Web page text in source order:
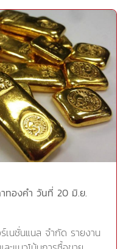
กลางเดือนก.ค. 2560จาก
ประธานธนาคารเฟด
เบี้ยอย่างค่อยเป็นค่อยไป
ยกลับเข้าสู่ตลาดทองคำ
ไหวของราคาทองคำใน
กลงทุนในประเทศ เพราะ
ค่าในช่วงนี้ ทำให้นักลงทุน
างยากกลยุทธ์การลงทุน
คำยังมีแนวโน้มปรับตัวลด
อบแนวต้าน 1,283
ต้องระมัดระวังแรงขาย
ทองคำเมื่อมีการปรับตัว
แรงเช่นกัน โดยนักลงทุน
รบางส่วนออกมาบ้าง
อไม่ ถ้าสามารถผ่านไปได้
นำให้ถือต่อไป เพื่อไปขาย
อบแทนพันธบัตรสหรัฐ
ลื่อนไหวใกล้ระดับสู่จุด
ดดันราคาทองคำให้อ่อน
งพันธบัตรสหรัฐที่เห็นได้
ที่ถืออยู่ในมือลงเกือบครึ่ง
อน เม.ย.จาก 96,100 ล้าน
ลลาร์ ขณะที่จีนได้ลด
ล้านดอลลาร์ในเดือน
ร์ และญี่ปุ่นลดการถือครอง
.ย. มาอยู่ที่ 1.03 ล้านล้าน
าชอาณาจักร และสวิต
นธบัตรใหม่ที่รัฐบาล
ขึ้นมหาศาลในอีก 2-3 ปี
กดดันเพิ่มเติม หลังจาก
มาริโอ ดรากี ประธาน
งให้อดทนต่อการใช้
ทองคำ วันที่ 20 มิ.ย.
เนชั่นแนล จำกัด รายงาน